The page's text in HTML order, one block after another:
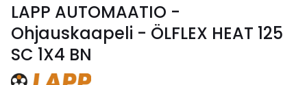
LAPP AUTOMAATIO -
Ohjauskaapeli - ÖLFLEX HEAT 125
SC 1X4 BN